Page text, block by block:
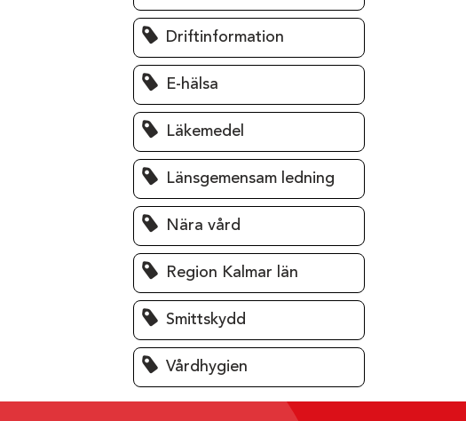
Driftinformation
E-hälsa
Läkemedel
Länsgemensam ledning
Nära vård
Region Kalmar län
Smittskydd
Vårdhygien